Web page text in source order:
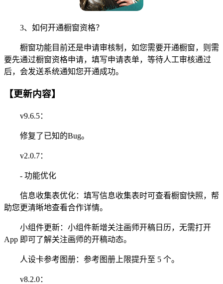
3、如何开通橱窗资格？
橱窗功能目前还是申请审核制，如您需要开通橱窗，则需
要先通过橱窗资格申请，填写申请表单，等待人工审核通过
后，会发送系统通知您开通成功。
【更新内容】
v9.6.5：
修复了已知的Bug。
v2.0.7：
- 功能优化
信息收集表优化：填写信息收集表时可查看橱窗快照，帮
助您更清晰地查看合作详情。
小组件更新：小组件新增关注画师开稿日历，无需打开
App 即可了解关注画师的开稿动态。
人设卡参考图册：参考图册上限提升至 5 个。
v8.2.0：